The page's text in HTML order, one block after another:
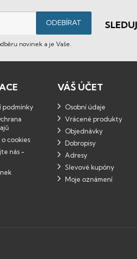
novinek a je Vaše.
podmínky
cookies
nás -
VÁŠ ÚČET
Osobní údaje
Vrácené produkty
Objednávky
Dobropisy
Adresy
Slevové kupóny
Moje oznámení